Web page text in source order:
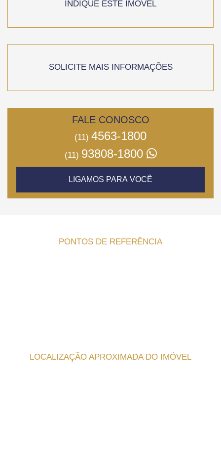
INDIQUE ESTE IMÓVEL
SOLICITE MAIS INFORMAÇÕES
FALE CONOSCO
(11) 4563-1800
(11) 93808-1800
LIGAMOS PARA VOCÊ
PONTOS DE REFERÊNCIA
LOCALIZAÇÃO APROXIMADA DO IMÓVEL